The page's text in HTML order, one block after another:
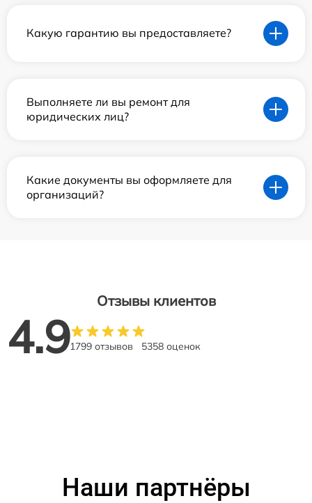
Какую гарантию вы предоставляете?
Выполняете ли вы ремонт для
юридических лиц?
Какие документы вы оформляете для
организаций?
Отзывы клиентов
4.91799 отзывов 5358 оценок
Наши партнёры